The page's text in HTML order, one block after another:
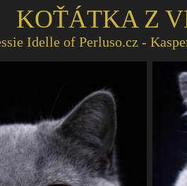
KOŤÁTKA Z
Idelle of Perluso.cz -